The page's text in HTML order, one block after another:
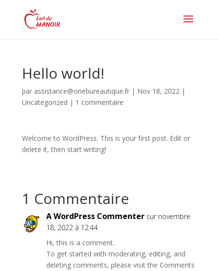
Hello world!
par assistance@onebureautique.fr| Nov 18, 2022|
Uncategorized | 1 commentaire
Welcome to WordPress. This is your first post. Edit or
delete it, then start writing!
1 Commentaire
A WordPress Commenter sur novembre
18, 2022 à 12:44
Hi, this is a comment.
To get started with moderating, editing, and
deleting comments, please visit the Comments